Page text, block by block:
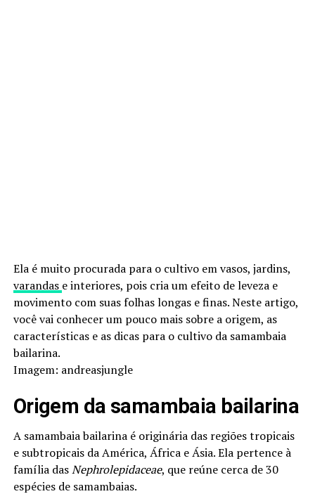
Ela é muito procurada para o cultivo em vasos, jardins,
varandas e interiores, pois cria um efeito de leveza e
movimento com suas folhas longas e finas. Neste artigo,
você vai conhecer um pouco mais sobre a origem, as
características e as dicas para o cultivo da samambaia
bailarina.
Imagem: andreasjungle
Origem da samambaia bailarina
A samambaia bailarina é originária das regiões tropicais
e subtropicais da América, África e Ásia. Ela pertence à
família dasNephrolepidaceae, que reúne cerca de 30
espécies de samambaias.